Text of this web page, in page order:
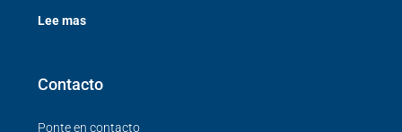
Lee mas
Contacto
Ponte en contacto